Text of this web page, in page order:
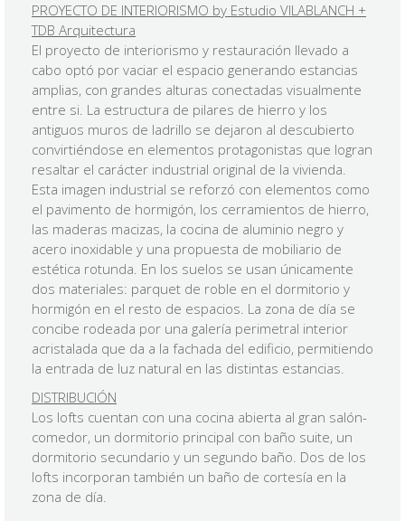
PROYECTO DE INTERIORISMO by Estudio VILABLANCH +
TDB Arquitectura
El proyecto de interiorismo y restauración llevado a
cabo optó por vaciar el espacio generando estancias
amplias, con grandes alturas conectadas visualmente
entre si. La estructura de pilares de hierro y los
antiguos muros de ladrillo se dejaron al descubierto
convirtiéndose en elementos protagonistas que logran
resaltar el carácter industrial original de la vivienda.
Esta imagen industrial se reforzó con elementos como
el pavimento de hormigón, los cerramientos de hierro,
las maderas macizas, la cocina de aluminio negro y
acero inoxidable y una propuesta de mobiliario de
estética rotunda. En los suelos se usan únicamente
dos materiales: parquet de roble en el dormitorio y
hormigón en el resto de espacios. La zona de día se
concibe rodeada por una galería perimetral interior
acristalada que da a la fachada del edificio, permitiendo
la entrada de luz natural en las distintas estancias.
DISTRIBUCIÓN
Los lofts cuentan con una cocina abierta al gran salón-
comedor, un dormitorio principal con baño suite, un
dormitorio secundario y un segundo baño. Dos de los
lofts incorporan también un baño de cortesía en la
zona de día.